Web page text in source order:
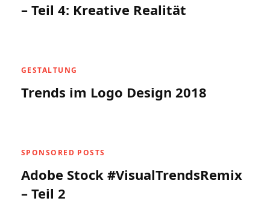
– Teil 4: Kreative Realität
GESTALTUNG
Trends im Logo Design 2018
SPONSORED POSTS
Adobe Stock #VisualTrendsRemix
– Teil 2